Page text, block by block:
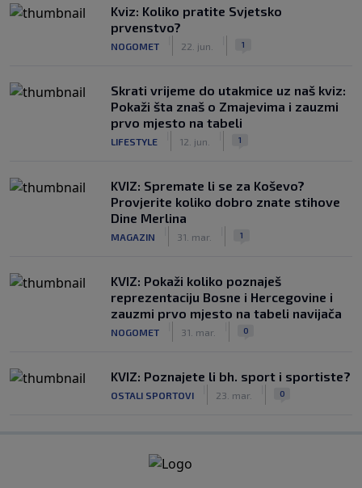
Kviz: Koliko pratite Svjetsko
prvenstvo?
NOGOMET 22. jun. 1
Skrati vrijeme do utakmice uz naš kviz:
Pokaži šta znaš o Zmajevima i zauzmi
prvo mjesto na tabeli
LIFESTYLE 12. jun. 1
KVIZ: Spremate li se za Koševo?
Provjerite koliko dobro znate stihove
Dine Merlina
MAGAZIN 31. mar. 1
KVIZ: Pokaži koliko poznaješ
reprezentaciju Bosne i Hercegovine i
zauzmi prvo mjesto na tabeli navijača
NOGOMET 31. mar. 0
KVIZ: Poznajete li bh. sport i sportiste?
OSTALI SPORTOVI 23. mar. 0